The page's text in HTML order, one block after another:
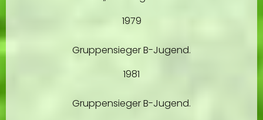
1979
Gruppensieger B-Jugend.
1981
Gruppensieger B-Jugend.